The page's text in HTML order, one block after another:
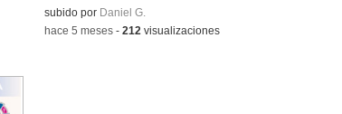
Contenido educativo.
subido por Daniel G.
-hace 5 meses- 212 visualizaciones